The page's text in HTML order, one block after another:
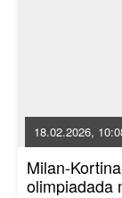
18.02.2026,
Milan-
olimpiadada